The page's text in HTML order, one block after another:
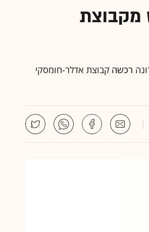
מקבוצת
רכשה קבוצת אדלר-חומסקי